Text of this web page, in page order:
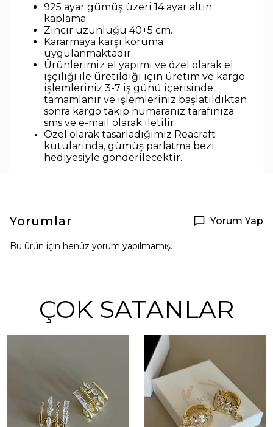
925 ayar gümüş üzeri 14 ayar altın
kaplama.
Zincir uzunluğu 40+5 cm.
Kararmaya karşı koruma
uygulanmaktadır.
Ürünlerimiz el yapımı ve özel olarak el
işçiliği ile üretildiği için üretim ve kargo
işlemleriniz 3-7 iş günü içerisinde
tamamlanır ve işlemleriniz başlatıldıktan
sonra kargo takip numaranız tarafınıza
sms ve e-mail olarak iletilir.
Özel olarak tasarladığımız Reacraft
kutularında, gümüş parlatma bezi
hediyesiyle gönderilecektir.
Yorumlar Yorum Yap
Bu ürün için henüz yorum yapılmamış.
ÇOK SATANLAR